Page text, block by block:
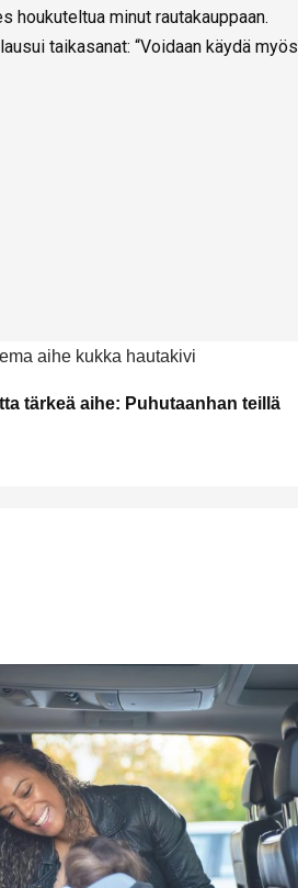
houkuteltua minut rautakauppaan.
taikasanat: “Voidaan käydä myös
tärkeä aihe: Puhutaanhan teillä